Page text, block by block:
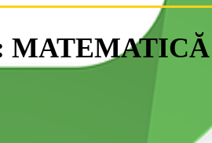
MATEMATICĂ